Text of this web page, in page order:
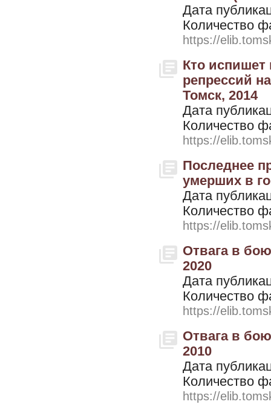
Дата
Количество
https://
Кто испишет
репрессий
Томск, 2014
Дата
Количество
https://
Последнее
умерших в
Дата
Количество
https://
Отвага в
2020
Дата
Количество
https://
Отвага в
2010
Дата
Количество
https://